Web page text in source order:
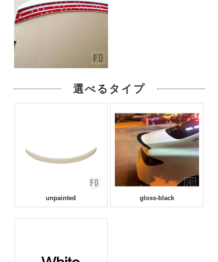
選べるタイプ
unpainted gloss-black